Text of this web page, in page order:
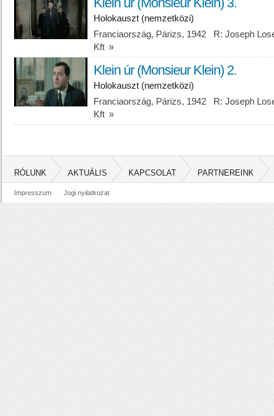
Klein úr (Monsieur Klein) 3.
Holokauszt (nemzetközi)
Franciaország, Párizs, 1942 R: Joseph
Kft »
Klein úr (Monsieur Klein) 2.
Holokauszt (nemzetközi)
Franciaország, Párizs, 1942 R: Joseph
Kft »
RÓLUNK AKTUÁLIS KAPCSOLAT PARTNEREINK
Impresszum Jogi nyilatkozat